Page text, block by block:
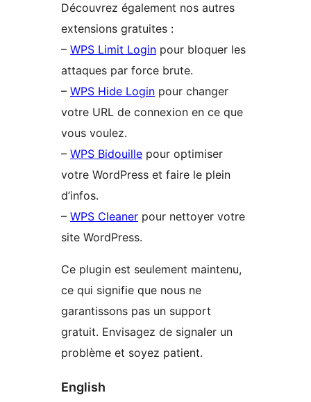
Découvrez également nos autres
extensions gratuites :
– WPS Limit Login pour bloquer les
attaques par force brute.
– WPS Hide Login pour changer
votre URL de connexion en ce que
vous voulez.
– WPS Bidouille pour optimiser
votre WordPress et faire le plein
d’infos.
– WPS Cleaner pour nettoyer votre
site WordPress.
Ce plugin est seulement maintenu,
ce qui signifie que nous ne
garantissons pas un support
gratuit. Envisagez de signaler un
problème et soyez patient.
English